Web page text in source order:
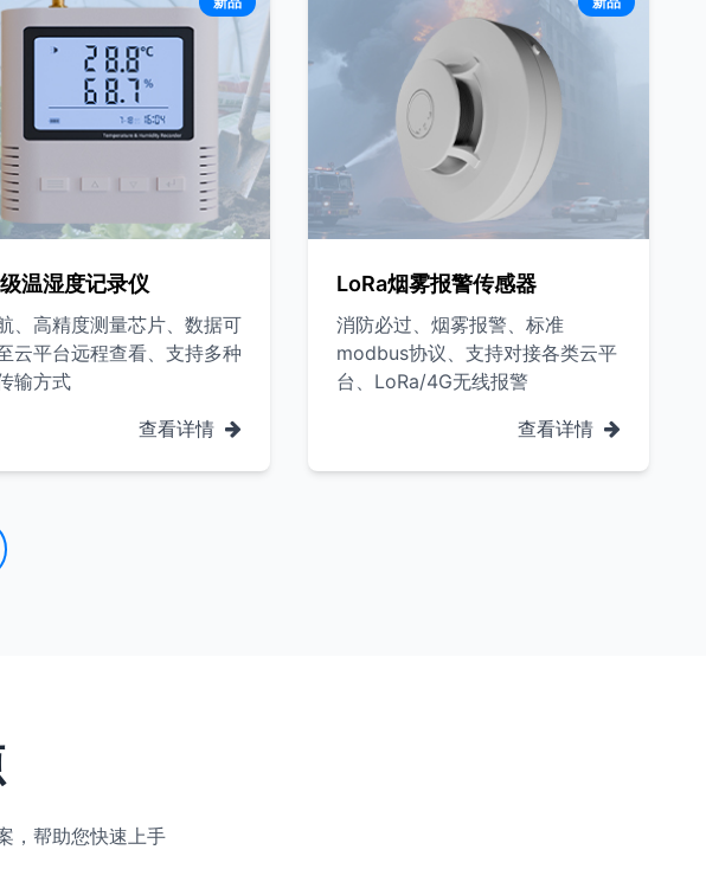
温湿度记录仪
、高精度测量芯片、数据可
云平台远程查看、支持多种
输方式
查看详情
LoRa烟雾报警传感器
消防必过、烟雾报警、标准
modbus协议、支持对接各类云平
台、LoRa/4G无线报警
查看详情
，帮助您快速上手